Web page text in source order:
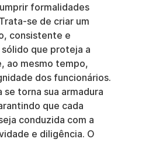
formalidades
se de criar um
consistente e
que proteja a
ao mesmo tempo,
dos funcionários.
se torna sua armadura
que cada
conduzida com a
e diligência. O